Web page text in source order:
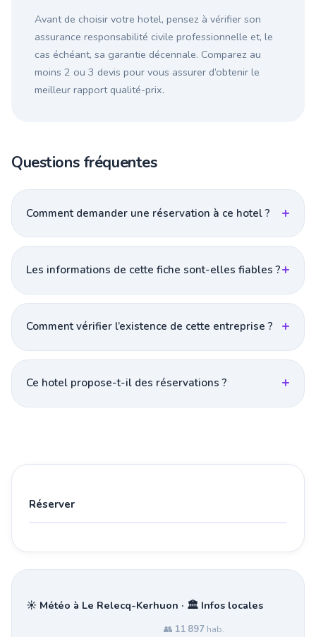
Avant de choisir votre hotel, pensez à vérifier son
assurance responsabilité civile professionnelle et, le
cas échéant, sa garantie décennale. Comparez au
moins 2 ou 3 devis pour vous assurer d’obtenir le
meilleur rapport qualité-prix.
Questions fréquentes
Comment demander une réservation à ce hotel ?
Les informations de cette fiche sont-elles fiables ?
Comment vérifier l’existence de cette entreprise ?
Ce hotel propose-t-il des réservations ?
Réserver
☀️ Météo à Le Relecq-Kerhuon · 🏛️ Infos locales
👥 11 897 hab.